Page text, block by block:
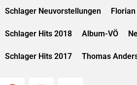
Schlager Neuvorstellungen
Schlager Hits 2018 Album-VÖ
Schlager Hits 2017 Thomas